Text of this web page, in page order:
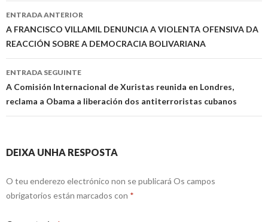
Ir
a
entrada
ENTRADA ANTERIOR
A FRANCISCO VILLAMIL DENUNCIA A VIOLENTA OFENSIVA DA
REACCIÓN SOBRE A DEMOCRACIA BOLIVARIANA
ENTRADA SEGUINTE
A Comisión Internacional de Xuristas reunida en Londres,
reclama a Obama a liberación dos antiterroristas cubanos
DEIXA UNHA RESPOSTA
O teu enderezo electrónico non se publicará Os campos
obrigatorios están marcados con *